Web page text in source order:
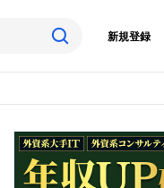
新規登録